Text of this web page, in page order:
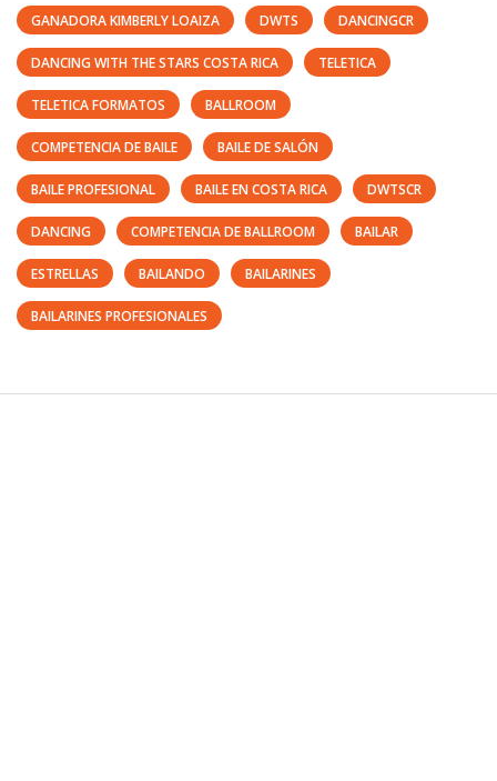
GANADORA KIMBERLY LOAIZA DWTS DANCINGCR
DANCING WITH THE STARS COSTA RICA TELETICA
TELETICA FORMATOS BALLROOM
COMPETENCIA DE BAILE BAILE DE SALÓN
BAILE PROFESIONAL BAILE EN COSTA RICA DWTSCR
DANCING COMPETENCIA DE BALLROOM BAILAR
ESTRELLAS BAILANDO BAILARINES
BAILARINES PROFESIONALES